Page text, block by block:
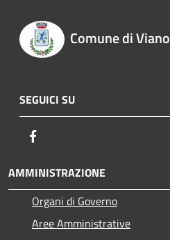
Comune di Viano
SEGUICI SU
AMMINISTRAZIONE
Organi di Governo
Aree Amministrative